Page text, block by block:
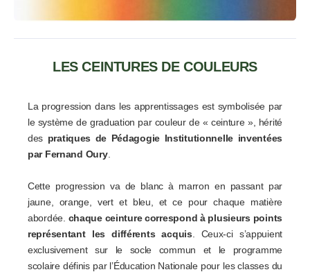
LES CEINTURES DE COULEURS
La progression dans les apprentissages est symbolisée par
le système de graduation par couleur de « ceinture », hérité
des pratiques de Pédagogie Institutionnelle inventées
par Fernand Oury.
Cette progression va de blanc à marron en passant par
jaune, orange, vert et bleu, et ce pour chaque matière
abordée. chaque ceinture correspond à plusieurs points
représentant les différents acquis . Ceux-ci s’appuient
exclusivement sur le socle commun et le programme
scolaire définis par l’Éducation Nationale pour les classes du